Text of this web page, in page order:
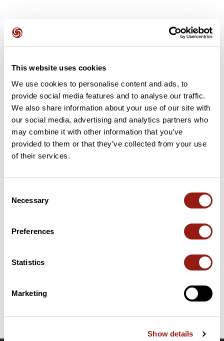
This website uses cookies
We use cookies to personalise content and ads, to
provide social media features and to analyse our traffic.
We also share information about your use of our site with
our social media, advertising and analytics partners who
may combine it with other information that you’ve
provided to them or that they’ve collected from your use
of their services.
Selection
Necessary
Preferences
Statistics
Marketing
Show details
Soyez le premier à ajouter un avis !
Ajouter un avis
Découvrez ce parcours de vélo de 68,4 km à proximité de
Malmedy. Ce parcours emprunte 44 km de routes et 24,4 km
de 710m. Prévoyez environ 3 heures et 9 minutes pour réaliser
ce parcours.
Date de création du parcours: 10 octobre 2018 à 11:01:58.